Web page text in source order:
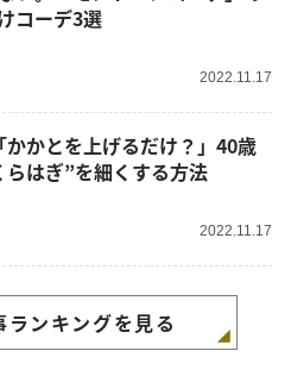
コーデ3選
2022.11.17
かかとを上げるだけ？」40歳
らはぎ”を細くする方法
2022.11.17
ランキングを見る